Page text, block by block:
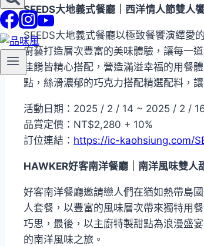
SEEDS大地義式餐廳｜西洋情人節雙人
SEEDS大地義式餐廳以極致餐饗演繹愛
廚藝打造層次豐富的美味體驗，讓每一
佳餚皆精心搭配，營造滿溢幸福的用餐
點，絲滑濃郁的巧克力搭配精選配料，
活動日期：2025 / 2 / 14 ~ 2025 / 2 /
品賞定價：NT$2,280 + 10%
訂位連結： https://ic-kaohsiung.com/
HAWKER好客南洋餐廳｜南洋風味雙人
好客南洋餐廳邀請戀人們在猶如熱帶島
人套餐，以豐富的風味層次帶來獨特用
巧思，最後，以主廚特製甜點為浪漫盛
的南洋風味之旅。